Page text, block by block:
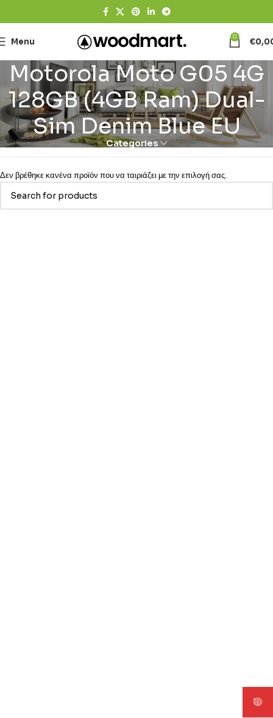
Menu 0 €
Motorola Moto G05 4G
128GB (4GB Ram) Dual-
Sim Denim Blue EU
Categories
Δεν βρέθηκε κανένα προϊόν που να ταιριάζει με την επιλογή σας.